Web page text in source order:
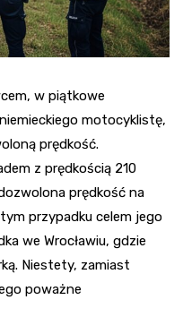
w piątkowe
motocyklistę,
prędkość.
z prędkością 210
prędkość na
przypadku celem jego
we Wrocławiu, gdzie
Niestety, zamiast
poważne